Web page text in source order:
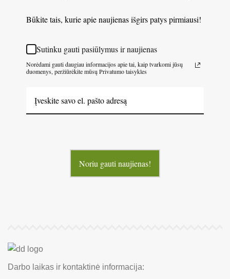
Būkite tais, kurie apie naujienas išgirs patys pirmiausi!
Sutinku gauti pasiūlymus ir naujienas
Norėdami gauti daugiau informacijos apie tai, kaip tvarkomi jūsų
duomenys, peržiūrėkite mūsų Privatumo taisykles
Noriu gauti naujienas!
Darbo laikas ir kontaktinė informacija: